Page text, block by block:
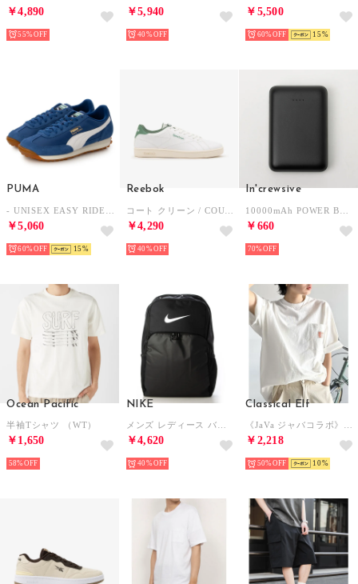
￥4,890
55%
￥5,940
40%
￥5,500
60% 15
PUMA
￥5,060
60% 15
Reebok
￥4,290
40%
In'crewsive
￥660
70%
Ocean Pacific
半袖Tシャツ （WT）
￥1,650
58%
NIKE
￥4,620
40%
Classical Elf
￥2,218
50% 10